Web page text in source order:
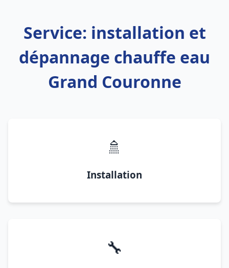
Service: installation et
dépannage chauffe eau
Grand Couronne
🚿
Installation
🔧